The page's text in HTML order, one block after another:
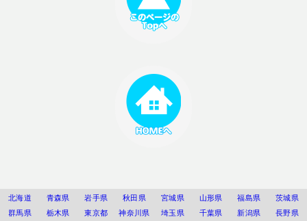
北海道 青森県 岩手県 秋田県 宮城県 山形県 福島県
茨城県
群馬県
栃木県 東京都 神奈川県 埼玉県 千葉県 新潟県
長野県